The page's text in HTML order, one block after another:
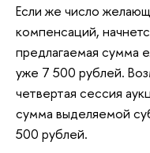
Если же число
компенсаций,
предлагаемая сумма
уже 7 500 рублей.
четвертая сессия
сумма выделяемой
500 рублей.